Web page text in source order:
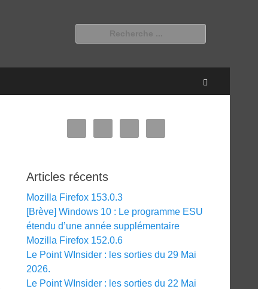
Articles récents
Mozilla Firefox 153.0.3
[Brève] Windows 10 : Le programme ESU
étendu d’une année supplémentaire
Mozilla Firefox 152.0.6
Le Point WInsider : les sorties du 29 Mai
2026.
Le Point WInsider : les sorties du 22 Mai